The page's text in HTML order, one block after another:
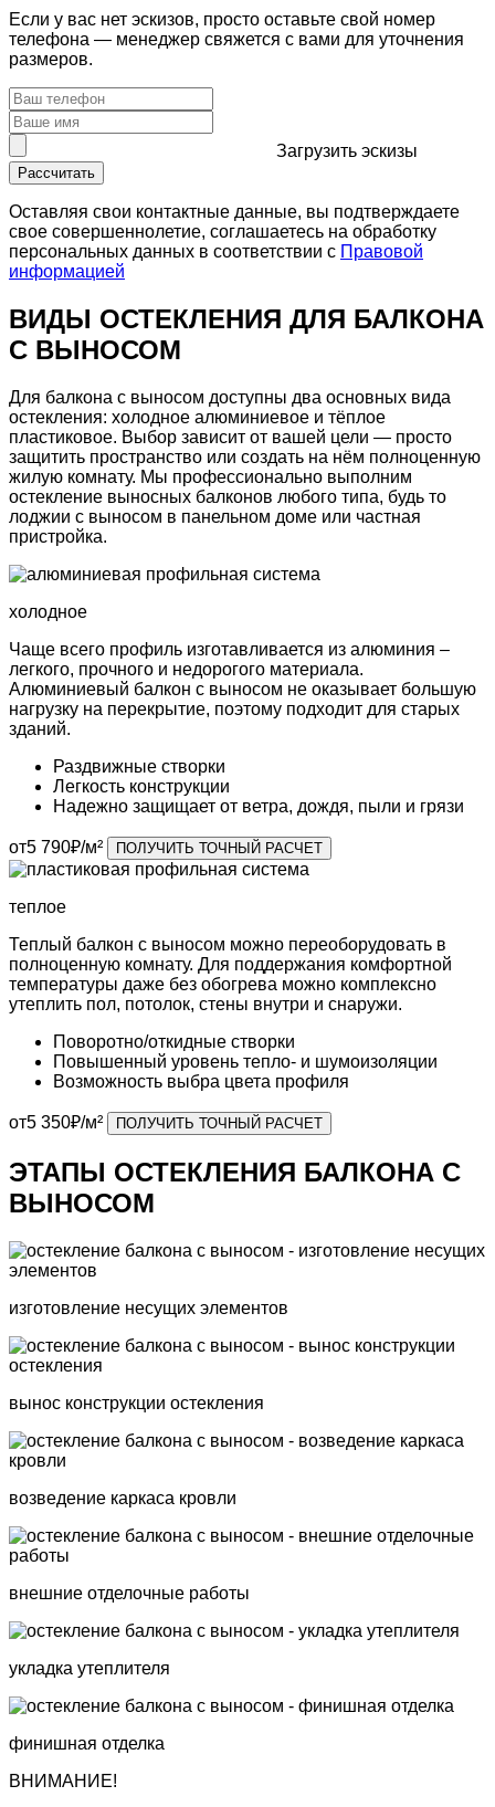
Если у вас нет эскизов, просто оставьте свой номер
телефона — менеджер свяжется с вами для уточнения
размеров.
Загрузить эскизы
Рассчитать
Оставляя свои контактные данные, вы подтверждаете
свое совершеннолетие, соглашаетесь на обработку
персональных данных в соответствии с Правовой
информацией
ВИДЫ ОСТЕКЛЕНИЯ ДЛЯ БАЛКОНА
С ВЫНОСОМ
Для балкона с выносом доступны два основных вида
остекления: холодное алюминиевое и тёплое
пластиковое. Выбор зависит от вашей цели — просто
защитить пространство или создать на нём полноценную
жилую комнату. Мы профессионально выполним
остекление выносных балконов любого типа, будь то
лоджии с выносом в панельном доме или частная
пристройка.
холодное
Чаще всего профиль изготавливается из алюминия –
легкого, прочного и недорогого материала.
Алюминиевый балкон с выносом не оказывает большую
нагрузку на перекрытие, поэтому подходит для старых
зданий.
Раздвижные створки
Легкость конструкции
Надежно защищает от ветра, дождя, пыли и грязи
от5 790₽/м² ПОЛУЧИТЬ ТОЧНЫЙ РАСЧЕТ
теплое
Теплый балкон с выносом можно переоборудовать в
полноценную комнату. Для поддержания комфортной
температуры даже без обогрева можно комплексно
утеплить пол, потолок, стены внутри и снаружи.
Поворотно/откидные створки
Повышенный уровень тепло- и шумоизоляции
Возможность выбра цвета профиля
от5 350₽/м² ПОЛУЧИТЬ ТОЧНЫЙ РАСЧЕТ
ЭТАПЫ ОСТЕКЛЕНИЯ БАЛКОНА С
ВЫНОСОМ
изготовление несущих элементов
вынос конструкции остекления
возведение каркаса кровли
внешние отделочные работы
укладка утеплителя
финишная отделка
ВНИМАНИЕ!